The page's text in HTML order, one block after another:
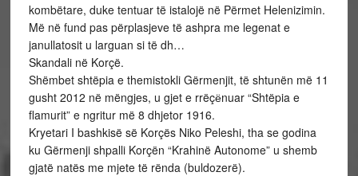
kombëtare, duke tentuar të istalojë në Përmet Helenizimin.
Më në fund pas përplasjeve të ashpra me legenat e
janullatosit u larguan si të dh…
Skandali në Korçë.
Shëmbet shtëpia e themistokli Gërmenjit, të shtunën më 11
gusht 2012 në mëngjes, u gjet e rrëçёnuar “Shtëpia e
flamurit” e ngritur më 8 dhjetor 1916.
Kryetari I bashkisë së Korçës Niko Peleshi, tha se godina
ku Gërmenji shpalli Korçën “Krahinë Autonome” u shemb
gjatë natës me mjete të rënda (buldozerë).